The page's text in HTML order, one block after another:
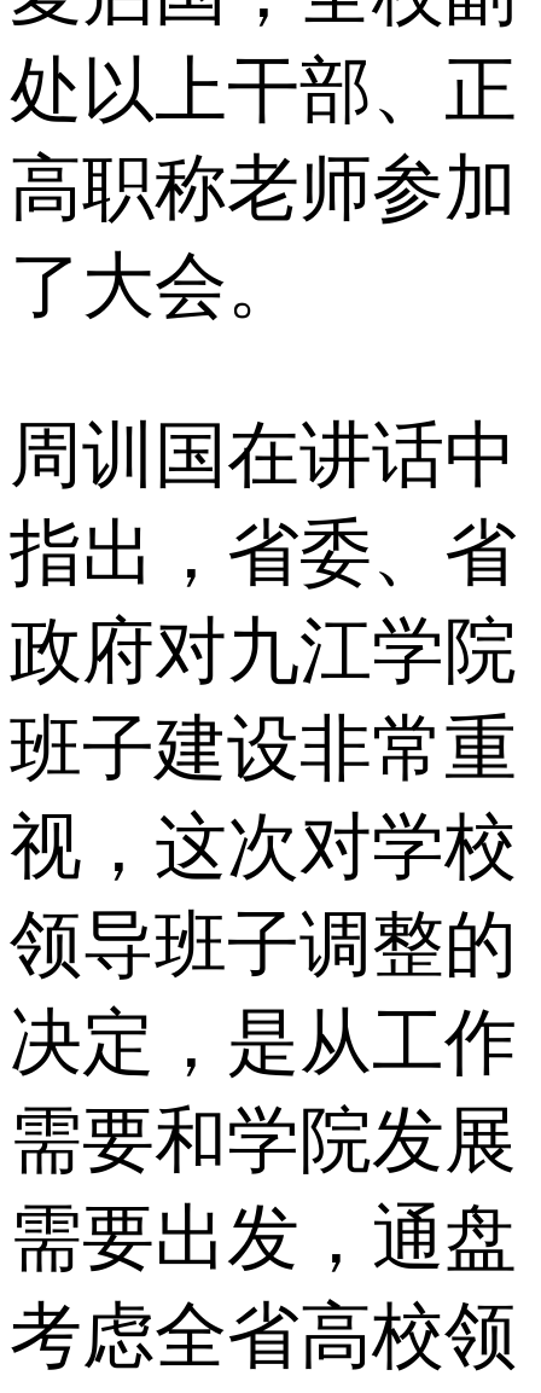
处以上干部、正
高职称老师参加
了大会。
周训国在讲话中
指出，省委、省
政府对九江学院
班子建设非常重
视，这次对学校
领导班子调整的
决定，是从工作
需要和学院发展
需要出发，通盘
考虑全省高校领